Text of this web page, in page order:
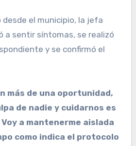
el municipio, la jefa
a sentir síntomas, se realizó
y se confirmó el
más de una oportunidad,
de nadie y cuidarnos es
a mantenerme aislada
como indica el protocolo